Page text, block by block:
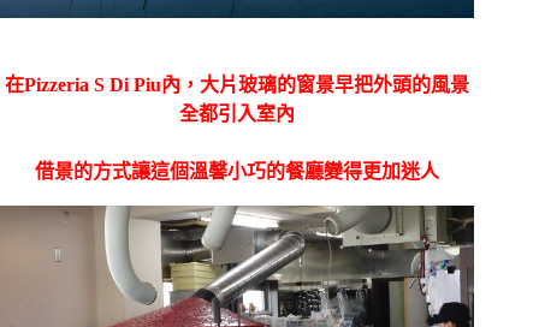
在Pizzeria S Di Piu內，大片玻璃的窗景早把外頭的風景
全都引入室內
借景的方式讓這個溫馨小巧的餐廳變得更加迷人